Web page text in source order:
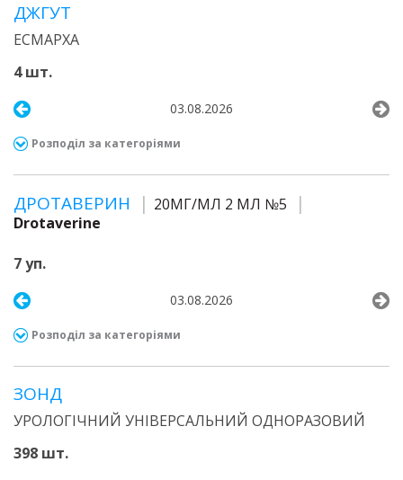
ДЖГУТ
ЕСМАРХА
4 шт.
03.08.2026
Розподіл за категоріями
ДРОТАВЕРИН
20МГ/МЛ 2 МЛ №5
Drotaverine
7 уп.
03.08.2026
Розподіл за категоріями
ЗОНД
УРОЛОГІЧНИЙ УНІВЕРСАЛЬНИЙ ОДНОРАЗОВИЙ
398 шт.